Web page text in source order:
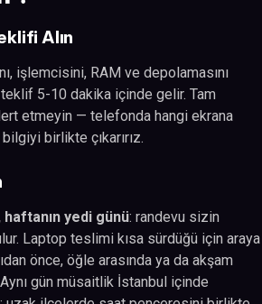
Alın
işlemcisini, RAM ve depolamasını
5-10 dakika içinde gelir. Tam
etmeyin — telefonda hangi ekrana
birlikte çıkarırız.
haftanın yedi günü: randevu sizin
Laptop teslimi kısa sürdüğü için araya
önce, öğle arasında ya da akşam
gün müsaitlik İstanbul içinde